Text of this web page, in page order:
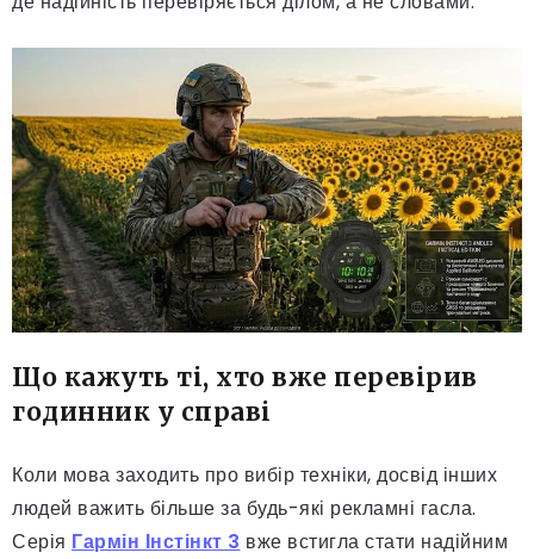
Що кажуть ті, хто вже перевірив
годинник у справі
Коли мова заходить про вибір техніки, досвід інших
людей важить більше за будь-які рекламні гасла.
Серія Гармін Інстінкт 3 вже встигла стати надійним